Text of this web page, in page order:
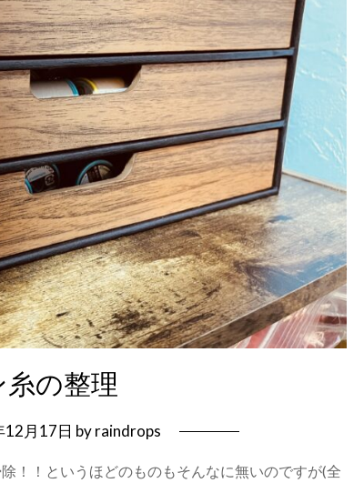
の整理
12月17日 byraindrops
！！というほどのものもそんなに無いのですが(全